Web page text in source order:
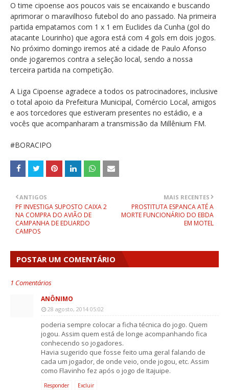
O time cipoense aos poucos vais se encaixando e buscando
aprimorar o maravilhoso futebol do ano passado. Na primeira
partida empatamos com 1 x 1 em Euclides da Cunha (gol do
atacante Lourinho) que agora está com 4 gols em dois jogos.
No próximo domingo iremos até a cidade de Paulo Afonso
onde jogaremos contra a seleção local, sendo a nossa
terceira partida na competição.
A Liga Cipoense agradece a todos os patrocinadores, inclusive
o total apoio da Prefeitura Municipal, Comércio Local, amigos
e aos torcedores que estiveram presentes no estádio, e a
vocês que acompanharam a transmissão da Millênium FM.
#BORACIPO
MAIS RECENTES
PROSTITUTA ESPANCA ATÉ A
MORTE FUNCIONÁRIO DO EBDA
EM MOTEL
ANTIGOS
PF INVESTIGA SUPOSTO CAIXA 2
NA COMPRA DO AVIÃO DE
CAMPANHA DE EDUARDO
CAMPOS
POSTAR UM COMENTÁRIO
1 Comentários
ANÔNIMO
28 agosto, 2014 05:02
poderia sempre colocar a ficha técnica do jogo. Quem
jogou. Assim quem está de longe acompanhando fica
conhecendo so jogadores.
Havia sugerido que fosse feito uma geral falando de
cada um jogador, de onde veio, onde jogou, etc. Assim
como Flavinho fez após o jogo de Itajuipe.
Responder Excluir